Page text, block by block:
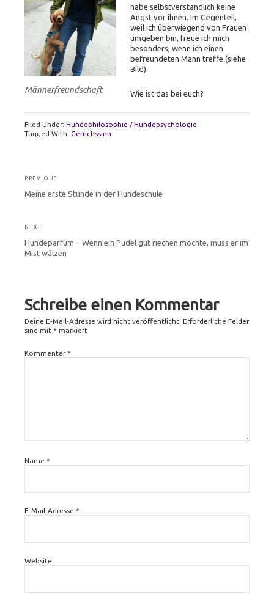
Männerfreundschaft
habe selbstverständlich keine
Angst vor ihnen. Im Gegenteil,
weil ich überwiegend von Frauen
umgeben bin, freue ich mich
besonders, wenn ich einen
befreundeten Mann treffe (siehe
Bild).
Wie ist das bei euch?
Filed Under: Hundephilosophie / Hundepsychologie
Tagged With: Geruchssinn
PREVIOUS
Previous
Meine erste Stunde in der Hundeschule
NEXT
Next
post:
Hundeparfüm – Wenn ein Pudel gut riechen möchte, muss er im
Mist wälzen
Schreibe einen Kommentar
Deine E-Mail-Adresse wird nicht veröffentlicht. Erforderliche Felder
sind mit * markiert
Kommentar*
Name *
E-Mail-Adresse *
Website